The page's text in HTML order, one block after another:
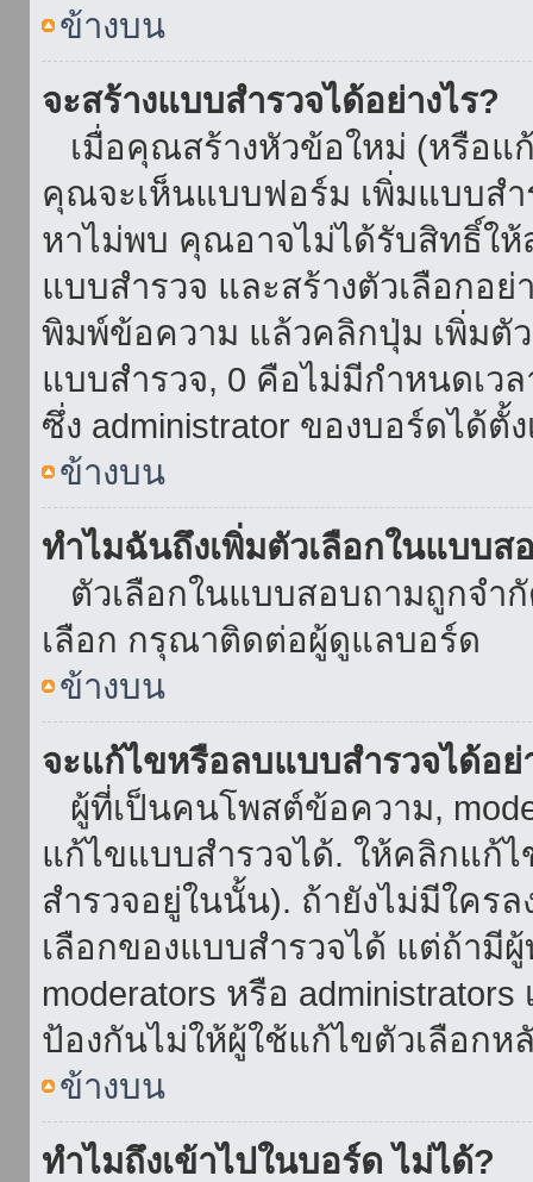
ข้างบน
จะสร้างแบบสำรวจได้อย่างไร?
เมื่อคุณสร้างหัวข้อใหม่ (หรือ
คุณจะเห็นแบบฟอร์ม เพิ่มแบบส
หาไม่พบ คุณอาจไม่ได้รับสิทธิ์ใ
แบบสำรวจ และสร้างตัวเลือกอย่
พิมพ์ข้อความ แล้วคลิกปุ่ม เพิ่มตั
แบบสำรวจ, 0 คือไม่มีกำหนดเว
ซึ่ง administrator ของบอร์ดได้ตั้ง
ข้างบน
ทำไมฉันถึงเพิ่มตัวเลือกในแบบส
ตัวเลือกในแบบสอบถามถูกจำ
เลือก กรุณาติดต่อผู้ดูแลบอร์ด
ข้างบน
จะแก้ไขหรือลบแบบสำรวจได้อย่
ผู้ที่เป็นคนโพสต์ข้อความ,
แก้ไขแบบสำรวจได้. ให้คลิกแก้
สำรวจอยู่ในนั้น). ถ้ายังไม่มีใค
เลือกของแบบสำรวจได้ แต่ถ้ามี
moderators หรือ
ป้องกันไม่ให้ผู้ใช้แก้ไขตัวเลือกห
ข้างบน
ทำไมถึงเข้าไปในบอร์ด ไม่ได้?